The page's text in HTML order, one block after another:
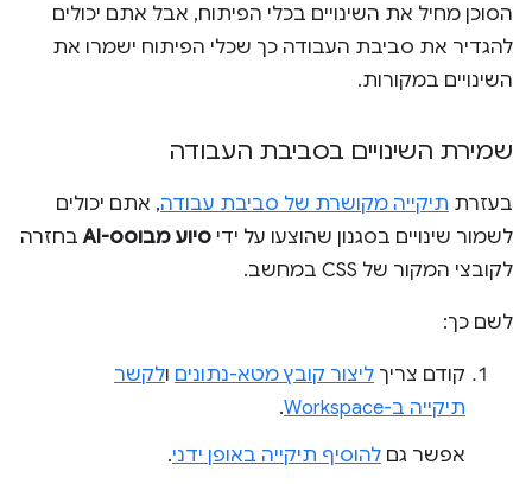
הסוכן מחיל את השינויים בכלי הפיתוח, אבל אתם יכולים
להגדיר את סביבת העבודה כך שכלי הפיתוח ישמרו את
השינויים במקורות.
שמירת השינויים בסביבת העבודה
בעזרת תיקייה מקושרת של סביבת עבודה, אתם יכולים
לשמור שינויים בסגנון שהוצעו על ידי סיוע מבוסס-AI
בחזרה
לקובצי המקור של CSS במחשב.
לשם כך:
קודם צריך ליצור קובץ מטא-נתונים ולקשר
תיקייה ב-Workspace
.
אפשר גם להוסיף תיקייה באופן ידני.